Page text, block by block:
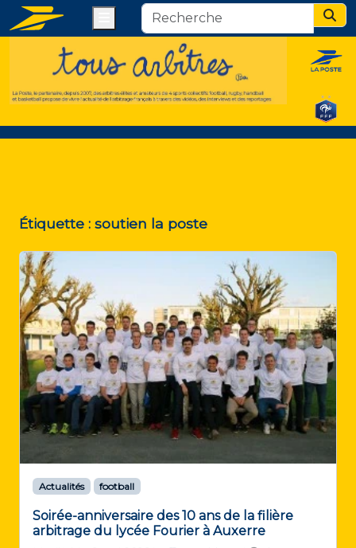
Étiquette : soutien la poste
Actualités football
Soirée-anniversaire des 10 ans de la filière
arbitrage du lycée Fourier à Auxerre